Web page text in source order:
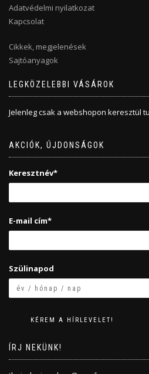
Adatvédelmi nyilatkozat
Kapcsolat
Cikkek, megjelenések
Sajtóanyagok
LEGKÖZELEBBI VÁSÁROK
Jelenleg csak a webshopon keresztül
AKCIÓK, ÚJDONSÁGOK
Keresztnév*
E-mail cím*
Szülinapod
ÍRJ NEKÜNK!